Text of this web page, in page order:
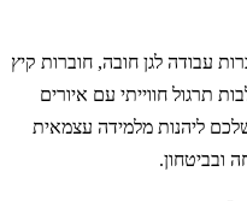
עבודה לגן חובה, חוברות קיץ
תרגול חווייתי עם איורים
שלכם ליהנות מלמידה עצמאית
ובביטחון.